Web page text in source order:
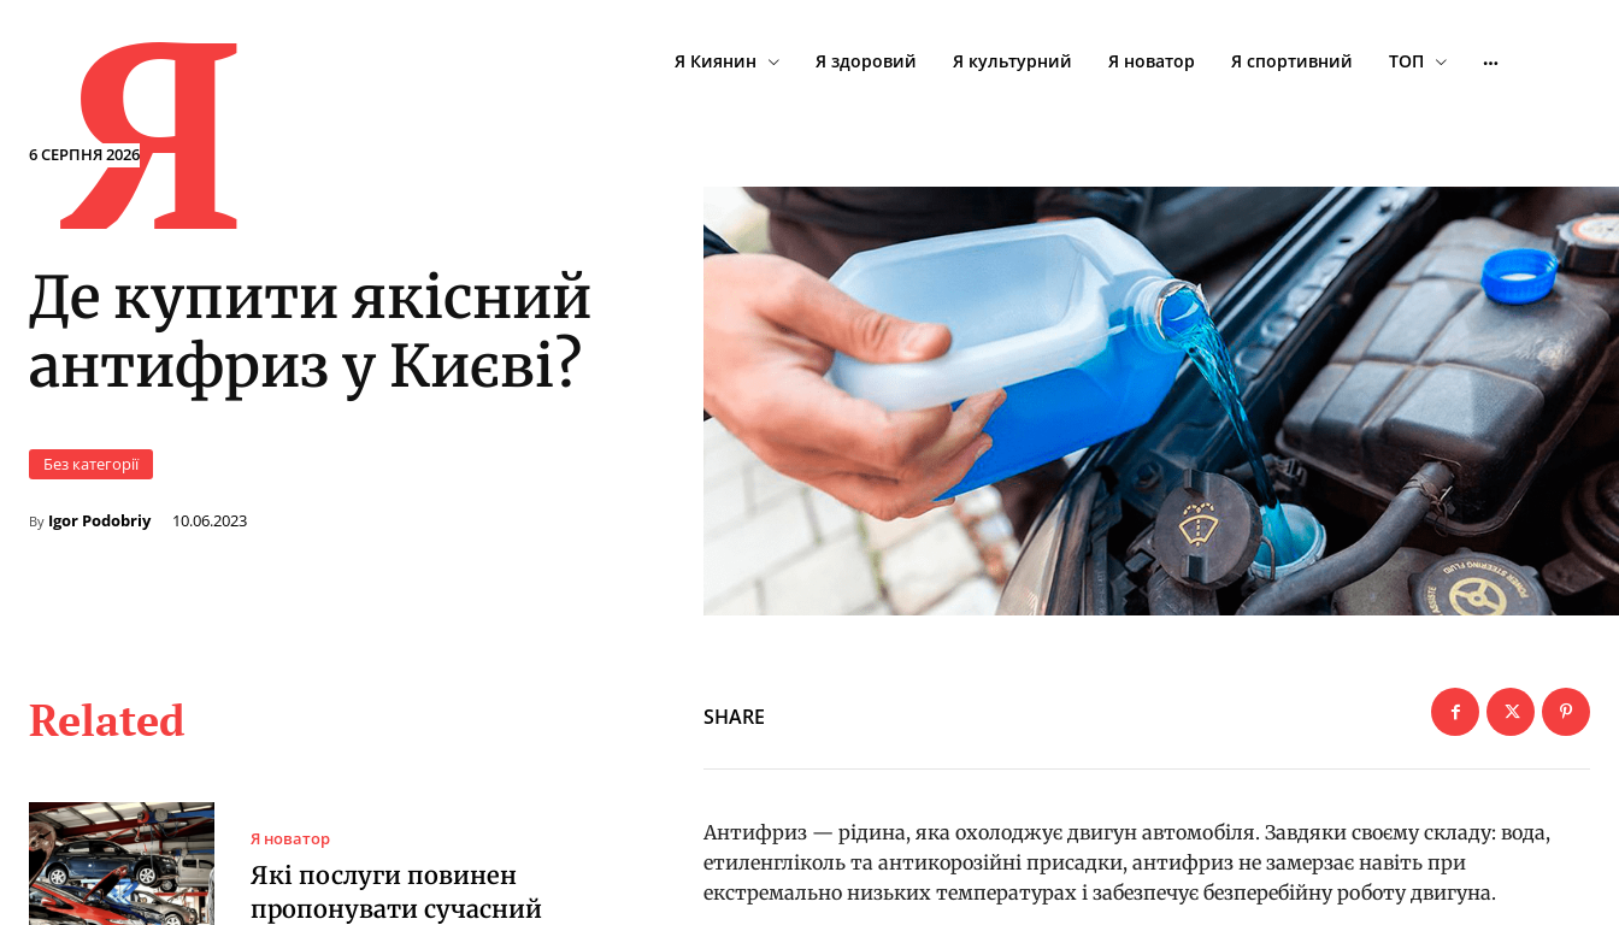
6 СЕРПНЯ 2026
Я Я Киянин Я здоровий Я культурний Я новатор Я спортивний ТОП
Де купити якісний
антифриз у Києві?
Без категорії
By Igor Podobriy 10.06.2023
Related
Я новатор
Які послуги повинен
пропонувати сучасний
SHARE
Антифриз — рідина, яка охолоджує двигун автомобіля. Завдяки своєму складу: вода,
етиленгліколь та антикорозійні присадки, антифриз не замерзає навіть при
екстремально низьких температурах і забезпечує безперебійну роботу двигуна.